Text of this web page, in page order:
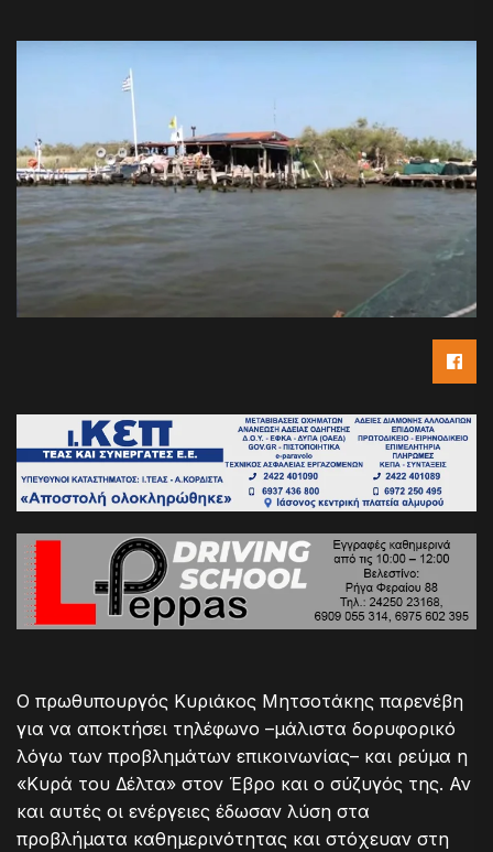
Ο πρωθυπουργός Κυριάκος Μητσοτάκης παρενέβη
για να αποκτήσει τηλέφωνο –μάλιστα δορυφορικό
λόγω των προβλημάτων επικοινωνίας– και ρεύμα η
«Κυρά του Δέλτα» στον Έβρο και ο σύζυγός της. Αν
και αυτές οι ενέργειες έδωσαν λύση στα
προβλήματα καθημερινότητας και στόχευαν στη